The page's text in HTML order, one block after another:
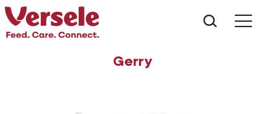
Gerry